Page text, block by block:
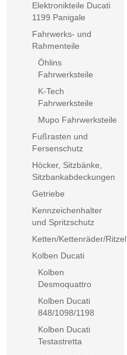
Elektronikteile Ducati
1199 Panigale
Fahrwerks- und
Rahmenteile
Öhlins
Fahrwerksteile
K-Tech
Fahrwerksteile
Mupo Fahrwerksteile
Fußrasten und
Fersenschutz
Höcker, Sitzbänke,
Sitzbankabdeckungen
Getriebe
Kennzeichenhalter
und Spritzschutz
Ketten/Kettenräder/Ritzel
Kolben Ducati
Kolben
Desmoquattro
Kolben Ducati
848/1098/1198
Kolben Ducati
Testastretta